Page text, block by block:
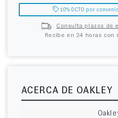
10% DCTO por
Consulta plazos de
Recibe en 24 horas
ACERCA DE OAKLEY